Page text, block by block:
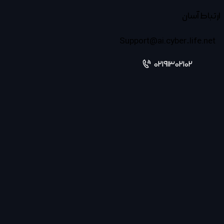
ارتباط آسان
Support@ai.cyber-life.net
02191302102